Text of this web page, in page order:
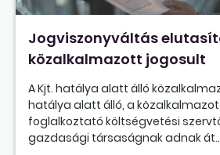
Jogviszonyváltás
közalkalmazott jogosult
A Kjt. hatálya alatt álló
hatálya alatt álló, a
foglalkoztató költségvetési
gazdasági társaságnak adnak